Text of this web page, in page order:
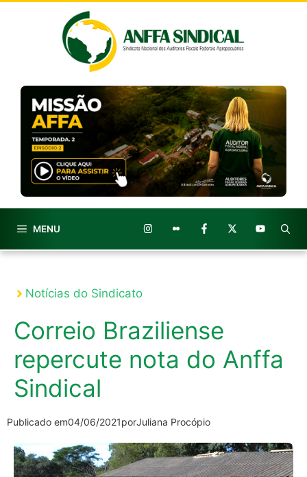
MENU
Notícias do Sindicato
Correio Braziliense
repercute nota do Anffa
Sindical
Publicado em04/06/2021porJuliana Procópio